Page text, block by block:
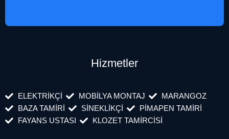
Hizmetler
ELEKTRİKÇİ MOBİLYA MONTAJ
MARANGOZ
BAZA TAMİRİ
SİNEKLİKÇİ
PİMAPEN TAMİRİ
FAYANS USTASI
KLOZET TAMİRCİSİ